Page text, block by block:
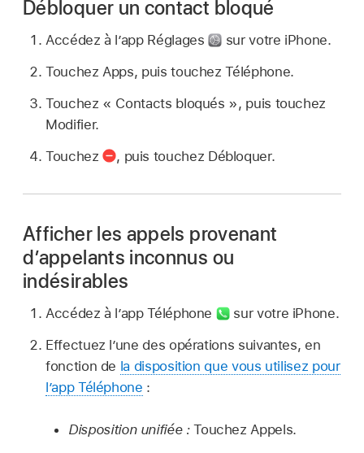
Débloquer un contact bloqué
Accédez à l’app Réglages
sur votre iPhone.
Touchez Apps, puis touchez Téléphone.
Touchez « Contacts bloqués », puis touchez
Modifier.
Touchez
, puis touchez Débloquer.
Afficher les appels provenant
d’appelants inconnus ou
indésirables
Accédez à l’app Téléphone
sur votre iPhone.
Effectuez l’une des opérations suivantes, en
fonction de la disposition que vous utilisez pour
l’app Téléphone :
Disposition unifiée :Touchez Appels.